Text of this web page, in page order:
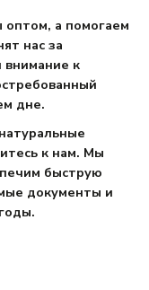
оптом, а помогаем
нас за
внимание к
дне.
к нам. Мы
быструю
документы и